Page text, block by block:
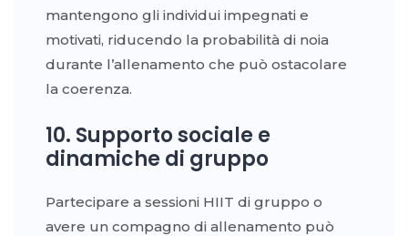
mantengono gli individui impegnati e
motivati, riducendo la probabilità di noia
durante l’allenamento che può ostacolare
la coerenza.
10. Supporto sociale e
dinamiche di gruppo
Partecipare a sessioni HIIT di gruppo o
avere un compagno di allenamento può